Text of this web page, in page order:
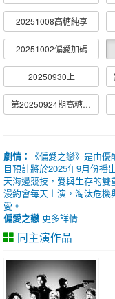
20251008高糖純享
20251002偏愛加碼
20250930上
第20250924期高糖純享
劇情：
《偏愛之戀》是由
目預計將於2025年9月份播
天海邊競技，愛與生存的
漫約會每天上演，淘汰危
愛。
偏愛之戀 更多詳情
同主演作品